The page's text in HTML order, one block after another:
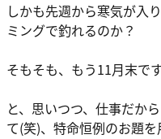
しかも先週から寒気が入
ミングで釣れるのか？
そもそも、もう11月末で
と、思いつつ、仕事だか
て(笑)、特命恒例のお題を